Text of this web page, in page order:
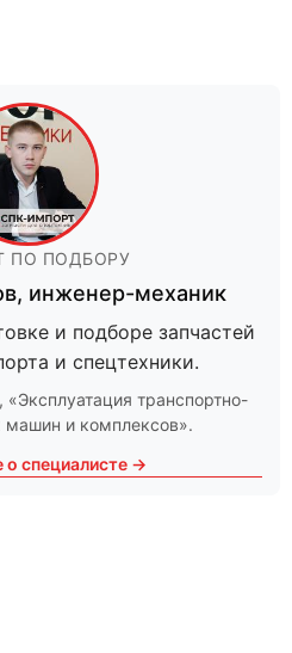
ПО ПОДБОРУ
, инженер-механик
и подборе запчастей
и спецтехники.
, «Эксплуатация транспортно-
машин и комплексов».
о специалисте →